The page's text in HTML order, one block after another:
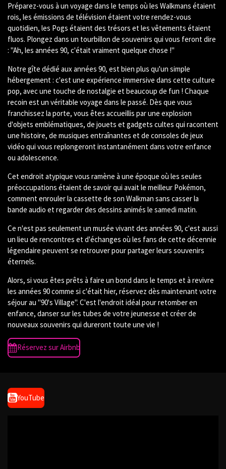
Préparez-vous à un voyage dans le temps où les Walkmans étaient
rois, les émissions de télévision étaient votre rendez-vous
quotidien, les Pogs étaient des trésors et les vêtements étaient
fluos. Plongez dans un tourbillon de souvenirs qui vous feront dire
: "Ah, les années 90, c'était vraiment quelque chose !"
Notre gîte dédié aux années 90, est bien plus qu'un simple
hébergement : c'est une expérience immersive dans cette culture
pop, avec une touche de nostalgie et beaucoup de fun ! Chaque
recoin est un véritable voyage dans le passé. Dès que vous
franchissez la porte, vous êtes accueillis par une explosion
d'objets emblématiques, de jouets et gadgets cultes qui racontent
une histoire, de musiques entraînantes et de consoles de jeux
vidéo qui vous replongeront instantanément dans votre enfance
ou adolescence.
Cet endroit atypique vous ramène à une époque où les seules
préoccupations étaient de savoir qui avait le meilleur Pokémon,
comment enrouler la cassette de son Walkman sans casser la
bande audio et regarder des dessins animés le samedi matin.
Ce n'est pas seulement un musée vivant des années 90, c'est aussi
un lieu de rencontres et d'échanges où les fans de cette décennie
légendaire peuvent se retrouver pour partager leurs souvenirs
éternels.
Alors, si vous êtes prêts à faire un bond dans le temps et à revivre
les années 90 comme si c'était hier, réservez dès maintenant votre
séjour au "90's Village". C'est l'endroit idéal pour retomber en
enfance, danser sur les tubes de votre jeunesse et créer de
nouveaux souvenirs qui dureront toute une vie !
Réservez sur Airbnb
YouTube